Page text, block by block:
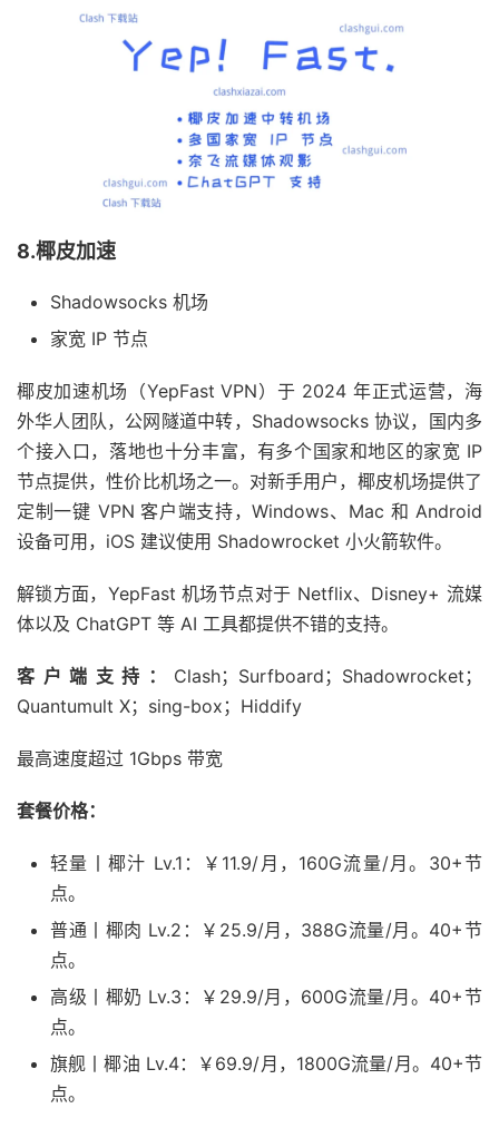
8.椰皮加速
Shadowsocks 机场
家宽 IP 节点
椰皮加速机场（YepFast VPN）于 2024 年正式运营，海
外华人团队，公网隧道中转，Shadowsocks 协议，国内多
个接入口，落地也十分丰富，有多个国家和地区的家宽 IP
节点提供，性价比机场之一。对新手用户，椰皮机场提供了
定制一键 VPN 客户端支持，Windows、Mac 和 Android
设备可用，iOS 建议使用 Shadowrocket 小火箭软件。
解锁方面，YepFast 机场节点对于 Netflix、Disney+ 流媒
体以及 ChatGPT 等 AI 工具都提供不错的支持。
客户端支持： Clash；Surfboard；Shadowrocket；
Quantumult X；sing-box；Hiddify
最高速度超过 1Gbps 带宽
套餐价格：
轻量丨椰汁 Lv.1：￥11.9/月，160G流量/月。30+节
点。
普通丨椰肉 Lv.2：￥25.9/月，388G流量/月。40+节
点。
高级丨椰奶 Lv.3：￥29.9/月，600G流量/月。40+节
点。
旗舰丨椰油 Lv.4：￥69.9/月，1800G流量/月。40+节
点。